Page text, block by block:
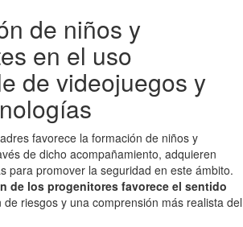
de niños y
en el uso
de videojuegos y
favorece la formación de niños y
de dicho acompañamiento, adquieren
para promover la seguridad en este ámbito.
de los progenitores favorece el sentido
de riesgos y una comprensión más realista del